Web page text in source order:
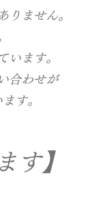
りません。
ます。
合わせが
す。
す】